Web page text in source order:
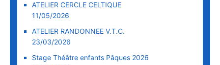
ATELIER CERCLE CELTIQUE
11/05/2026
ATELIER RANDONNEE V.T.C.
23/03/2026
Stage Théâtre enfants Pâques 2026